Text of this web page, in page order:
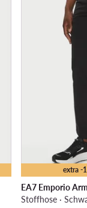
extra -
EA7 Emporio
Stoffhose ·